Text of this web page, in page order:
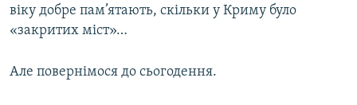
віку добре пам’ятають, скільки у Криму було
«закритих міст»…
Але повернімося до сьогодення.